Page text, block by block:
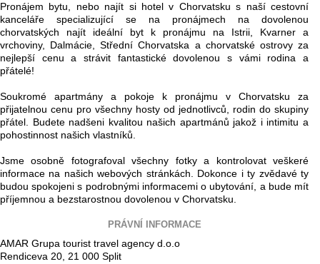
Pronájem bytu, nebo najít si hotel v Chorvatsku s naší cestovní
kanceláře specializující se na pronájmech na dovolenou
chorvatských najít ideální byt k pronájmu na Istrii, Kvarner a
vrchoviny, Dalmácie, Střední Chorvatska a chorvatské ostrovy za
nejlepší cenu a strávit fantastické dovolenou s vámi rodina a
přátelé!
Soukromé apartmány a pokoje k pronájmu v Chorvatsku za
přijatelnou cenu pro všechny hosty od jednotlivců, rodin do skupiny
přátel. Budete nadšeni kvalitou našich apartmánů jakož i intimitu a
pohostinnost našich vlastníků.
Jsme osobně fotografoval všechny fotky a kontrolovat veškeré
informace na našich webových stránkách. Dokonce i ty zvědavé ty
budou spokojeni s podrobnými informacemi o ubytování, a bude mít
příjemnou a bezstarostnou dovolenou v Chorvatsku.
PRÁVNÍ INFORMACE
AMAR Grupa tourist travel agency d.o.o
Rendiceva 20, 21 000 Split